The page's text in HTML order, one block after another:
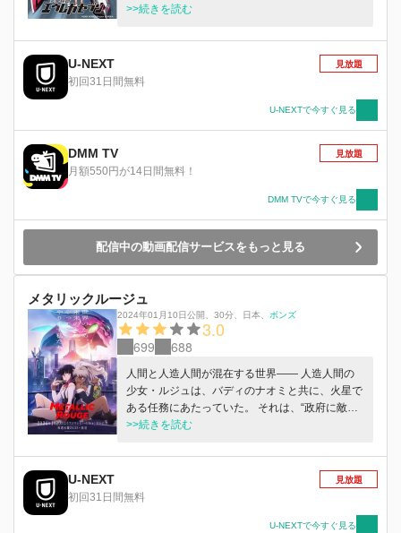
少女＝運命と出会った少年は、「世界」を知るた
る。
>>続きを読む
U-NEXT
初回31日間無料
見放題
U-NEXTで今すぐ見る
DMM TV
月額550円が14日間無料！
見放題
DMM TVで今すぐ見る
配信中の動画配信サービスをもっと見る
メタリックルージュ
2024年01月10日公開 30分 日本 ボンズ
3.0
699 688
人間と人造人間が混在する世界―― 人造人間の
少女・ルジュは、バディのナオミと共に、火星で
ある任務にあたっていた。 それは、“政府に敵対
する9人の人造人間の殺害”。 人造人間の少女・ル
>>続きを読む
U-NEXT
初回31日間無料
見放題
U-NEXTで今すぐ見る